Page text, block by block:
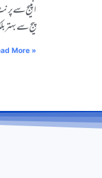
انپیج سے
پیج سے بہتر
More »